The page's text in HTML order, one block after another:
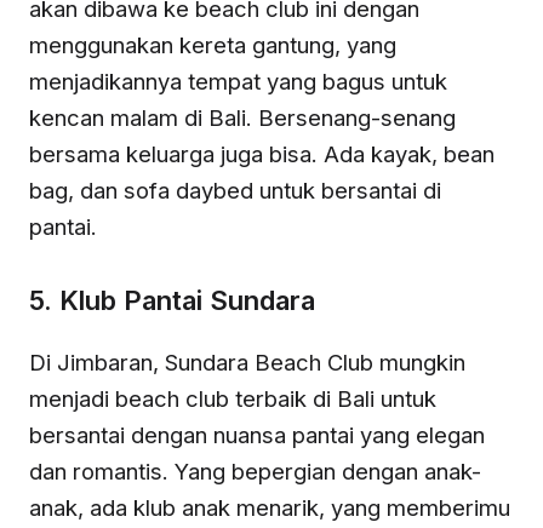
akan dibawa ke beach club ini dengan
menggunakan kereta gantung, yang
menjadikannya tempat yang bagus untuk
kencan malam di Bali. Bersenang-senang
bersama keluarga juga bisa. Ada kayak, bean
bag, dan sofa daybed untuk bersantai di
pantai.
5. Klub Pantai Sundara
Di Jimbaran, Sundara Beach Club mungkin
menjadi beach club terbaik di Bali untuk
bersantai dengan nuansa pantai yang elegan
dan romantis. Yang bepergian dengan anak-
anak, ada klub anak menarik, yang memberimu